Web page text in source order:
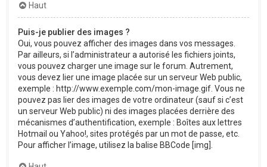
Haut
Puis-je publier des images ?
Oui, vous pouvez afficher des images dans vos messages.
Par ailleurs, si l’administrateur a autorisé les fichiers joints,
vous pouvez charger une image sur le forum. Autrement,
vous devez lier une image placée sur un serveur Web public,
exemple : http://www.exemple.com/mon-image.gif. Vous ne
pouvez pas lier des images de votre ordinateur (sauf si c’est
un serveur Web public) ni des images placées derrière des
mécanismes d’authentification, exemple : Boîtes aux lettres
Hotmail ou Yahoo!, sites protégés par un mot de passe, etc.
Pour afficher l’image, utilisez la balise BBCode [img].